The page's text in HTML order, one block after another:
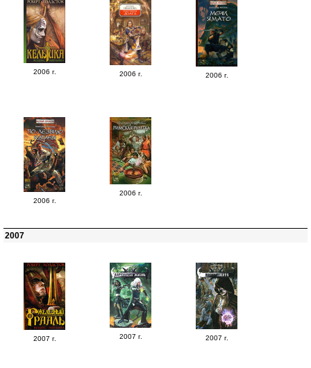
2006 г. 2006 г. 2006 г.
2006 г.
2006 г.
2007
2007 г. 2007 г. 2007 г.